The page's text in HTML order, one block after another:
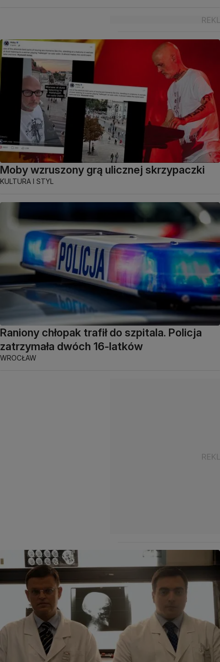
Moby wzruszony grą ulicznej skrzypaczki
KULTURA I STYL
Raniony chłopak trafił do szpitala. Policja
zatrzymała dwóch 16-latków
WROCŁAW